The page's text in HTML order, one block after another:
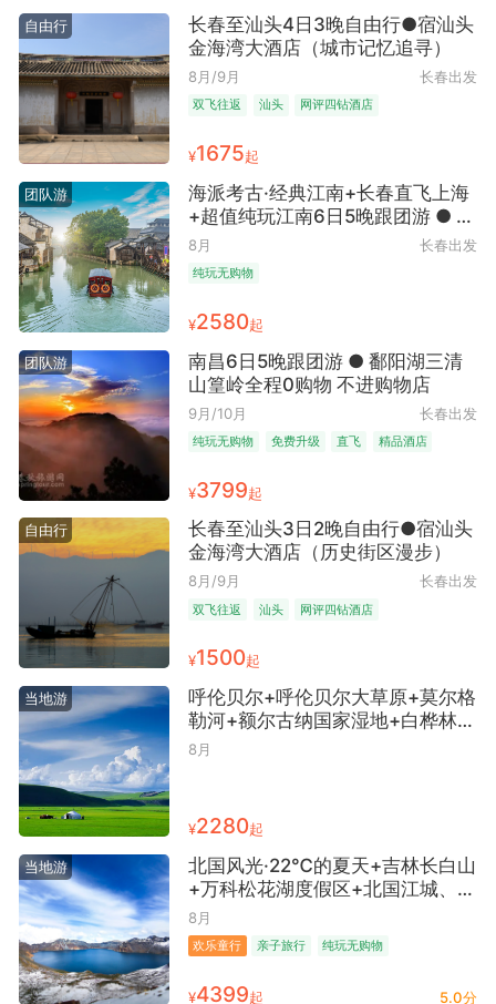
自由行
长春至汕头4日3晚自由行●宿汕头
金海湾大酒店（城市记忆追寻）
8月/9月 长春出发
双飞往返 汕头 网评四钻酒店
¥1675起
团队游
海派考古·经典江南+长春直飞上海
+超值纯玩江南6日5晚跟团游 ● 华
东五市+中山陵+惠山风景区+夜周
庄+乌镇+木渎 +西湖+灵隐飞来峰
8月 长春出发
纯玩无购物
¥2580起
团队游
南昌6日5晚跟团游 ● 鄱阳湖三清
山篁岭全程0购物 不进购物店
9月/10月 长春出发
纯玩无购物 免费升级 直飞 精品酒店
¥3799起
自由行
长春至汕头3日2晚自由行●宿汕头
金海湾大酒店（历史街区漫步）
8月/9月 长春出发
双飞往返 汕头 网评四钻酒店
¥1500起
当地游
呼伦贝尔+呼伦贝尔大草原+莫尔格
勒河+额尔古纳国家湿地+白桦林景
区+186彩带河景区+套娃广场+哈
8月
¥2280起
当地游
北国风光·22℃的夏天+吉林长白山
+万科松花湖度假区+北国江城、对
话天外来客、天文小课堂+森林音
乐会+植物标本制作、延吉历史博
物馆+朝鲜族边境风情、观看朝鲜
族情景音画剧+漫步原始红松林，
8月
欢乐童行 亲子旅行 纯玩无购物
¥4399起 5.0分